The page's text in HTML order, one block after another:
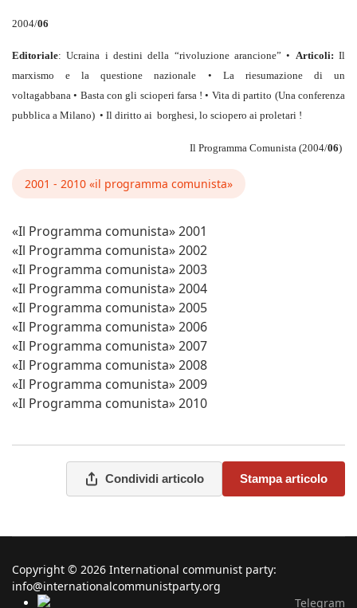
2004/06
Editoriale: Ucraina i destini della “rivoluzione arancione” • Articoli:Il
marxismo e la questione nazionale • La riesumazione di un
voltagabbana • Basta con gli scioperi farsa ! • Vita di partito (Una conferenza
pubblica a Milano) • Il diritto ai borghesi, lo sciopero ai proletari !
Il Programma Comunista (2004/06)
2001 - 2010 «il programma comunista»
«Il Programma comunista» 2001
«Il Programma comunista» 2002
«Il Programma comunista» 2003
«Il Programma comunista» 2004
«Il Programma comunista» 2005
«Il Programma comunista» 2006
«Il Programma comunista» 2007
«Il Programma comunista» 2008
«Il Programma comunista» 2009
«Il Programma comunista» 2010
Condividi articolo Stampa articolo
Copyright © 2026 International communist party:
info@internationalcommunistparty.org